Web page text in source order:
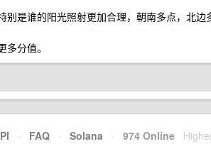
是谁的阳光照射更加合理，朝南多点，北边
分值。
· FAQ · Solana · 974 Online